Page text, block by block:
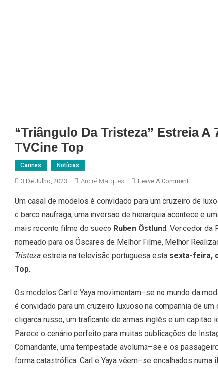
“Triângulo Da Tristeza” Estreia
TVCine Top
Cannes Notícias
3 De Julho, 2023 André Marques Leave A CommentOn
Da
Tristeza”
Estreia
De
Exclusivo
No
Top
Um casal de modelos é convidado para um cruzeiro de
o barco naufraga, uma inversão de hierarquia acontece e
mais recente filme do sueco Ruben Östlund. Vencedor da
nomeado para os Óscares de Melhor Filme, Melhor
Tristeza estreia na televisão portuguesa esta sexta-feira,
Top.
Os modelos Carl e Yaya movimentam–se no mundo da
é convidado para um cruzeiro luxuoso na companhia de
oligarca russo, um traficante de armas inglês e um
Parece o cenário perfeito para muitas publicações de
Comandante, uma tempestade avoluma–se e os
forma catastrófica. Carl e Yaya vêem–se encalhados numa